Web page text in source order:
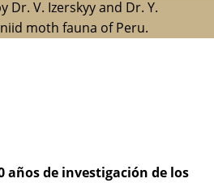
años de investigación de los